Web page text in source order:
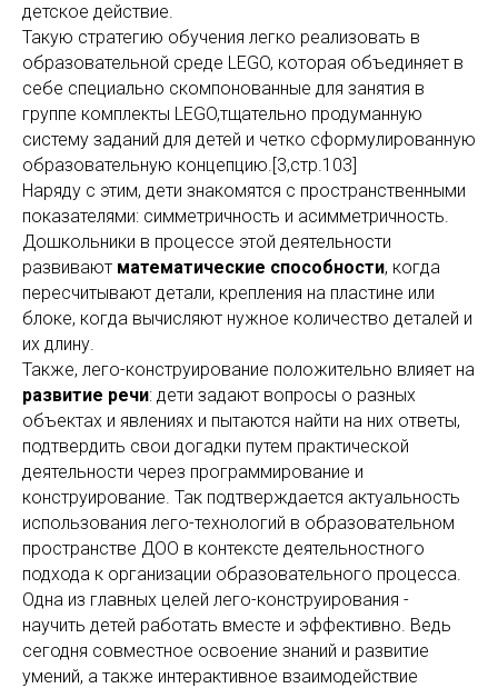
детское действие.
Такую стратегию обучения легко реализовать в
образовательной среде LEGO, которая объединяет в
себе специально скомпонованные для занятия в
группе комплекты LEGO,тщательно продуманную
систему заданий для детей и четко сформулированную
образовательную концепцию.[3,стр.103]
Наряду с этим, дети знакомятся с пространственными
показателями: симметричность и асимметричность.
Дошкольники в процессе этой деятельности
развивают математические способности, когда
пересчитывают детали, крепления на пластине или
блоке, когда вычисляют нужное количество деталей и
их длину.
Также, лего-конструирование положительно влияет на
развитие речи: дети задают вопросы о разных
объектах и явлениях и пытаются найти на них ответы,
подтвердить свои догадки путем практической
деятельности через программирование и
конструирование. Так подтверждается актуальность
использования лего-технологий в образовательном
пространстве ДОО в контексте деятельностного
подхода к организации образовательного процесса.
Одна из главных целей лего-конструирования -
научить детей работать вместе и эффективно. Ведь
сегодня совместное освоение знаний и развитие
умений, а также интерактивное взаимодействие